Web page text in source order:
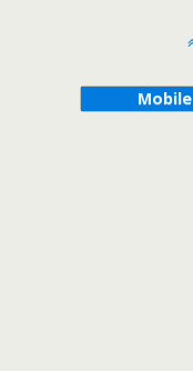
Mobile